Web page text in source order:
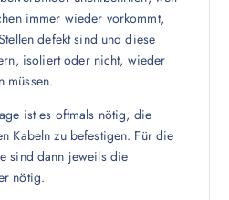
immer wieder vorkommt,
defekt sind und diese
isoliert oder nicht, wieder
müssen.
ist es oftmals nötig, die
Kabeln zu befestigen. Für die
sind dann jeweils die
nötig.